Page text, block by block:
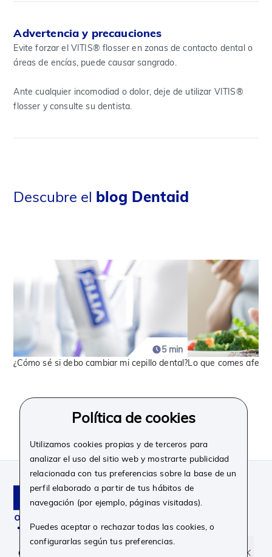
Advertencia y precauciones
Evite forzar el VITIS® flosser en zonas de contacto dental o
áreas de encías, puede causar sangrado.
Ante cualquier incomodiad o dolor, deje de utilizar VITIS®
flosser y consulte su dentista.
Descubre el blog Dentaid
5 min
¿Cómo sé si debo cambiar mi cepillo dental?Lo que comes
Ver todo
Facebook
Instagram
Linkedin
Youtube
Corporativo
Política de cookies
Utilizamos cookies propias y de terceros para
analizar el uso del sitio web y mostrarte publicidad
relacionada con tus preferencias sobre la base de un
perfil elaborado a partir de tus hábitos de
navegación (por ejemplo, páginas visitadas).
Puedes aceptar o rechazar todas las cookies, o
configurarlas según tus preferencias.